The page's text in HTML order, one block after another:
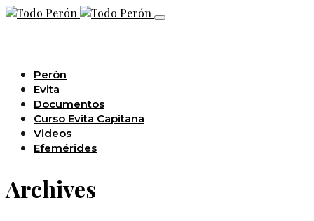
Perón
Evita
Documentos
Curso Evita Capitana
Videos
Efemérides
Archives